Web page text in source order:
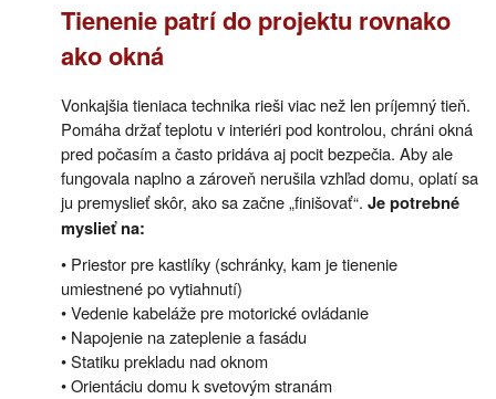
Tienenie patrí do projektu rovnako
ako okná
Vonkajšia tieniaca technika rieši viac než len príjemný tieň.
Pomáha držať teplotu v interiéri pod kontrolou, chráni okná
pred počasím a často pridáva aj pocit bezpečia. Aby ale
fungovala naplno a zároveň nerušila vzhľad domu, oplatí sa
ju premyslieť skôr, ako sa začne „finišovať“. Je potrebné
myslieť na:
• Priestor pre kastlíky (schránky, kam je tienenie
umiestnené po vytiahnutí)
• Vedenie kabeláže pre motorické ovládanie
• Napojenie na zateplenie a fasádu
• Statiku prekladu nad oknom
• Orientáciu domu k svetovým stranám